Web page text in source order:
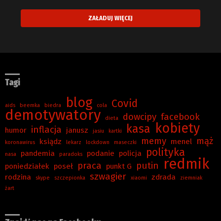
ZAŁADUJ WIĘCEJ
Tagi
aids beemka biedra blog cola Covid
demotywatory dieta dowcipy facebook
humor inflacja janusz jasiu kartki kasa kobiety
koronawirus ksiądz lekarz lockdown maseczki memy menel mąż
nasa pandemia paradoks podanie policja polityka
poniedziałek poseł praca punkt G putin redmik
rodzina skype szczepionka szwagier xiaomi zdrada
ziemniak
żart